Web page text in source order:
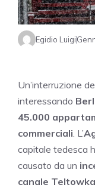
Egidio Luigi
Un’interruzione
interessando
45.000
commerciali. L’
capitale tedesca
causato da un
canale